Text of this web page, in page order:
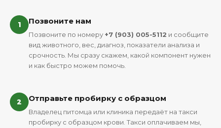
1 Позвоните нам
Позвоните по номеру +7 (903) 005-5112 и сообщите
вид животного, вес, диагноз, показатели анализа и
срочность. Мы сразу скажем, какой компонент нужен
и как быстро можем помочь.
2 Отправьте пробирку с образцом
Владелец питомца или клиника передаёт на такси
пробирку с образцом крови. Такси оплачиваем мы,